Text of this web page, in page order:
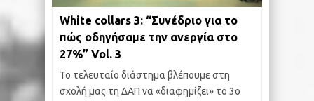
White collars 3: “Συνέδριο για το
πώς οδηγήσαμε την ανεργία στο
27%” Vol. 3
Το τελευταίο διάστημα βλέπουμε στη
σχολή μας τη ΔΑΠ να «διαφημίζει» το 3ο